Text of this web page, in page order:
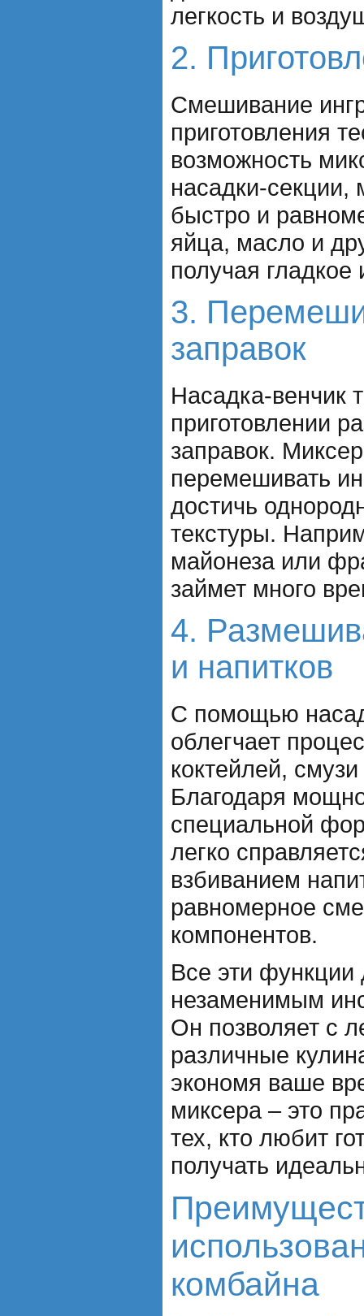
легкость и
2.
Смешивание
приготовления
возможность
насадки-секции,
быстро и
яйца, масло и
получая гладкое
3.
заправок
Насадка-венчик
приготовлении
заправок.
перемешивать
достичь
текстуры.
майонеза или
займет много
4.
и напитков
С помощью
облегчает
коктейлей,
Благодаря
специальной
легко
взбиванием
равномерное
компонентов.
Все эти
незаменимым
Он позволяет с
различные
экономя ваше
миксера – это
тех, кто любит
получать
комбайна